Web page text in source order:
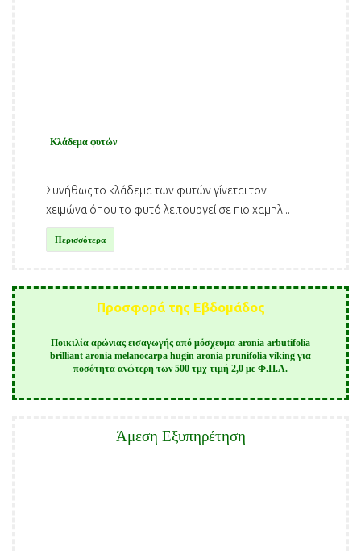
Κλάδεμα φυτών
Συνήθως το κλάδεμα των φυτών γίνεται τον
χειμώνα όπου το φυτό λειτουργεί σε πιο χαμηλ...
Περισσότερα
Προσφορά της Εβδομάδος
Ποικιλία αρώνιας εισαγωγής από μόσχευμα aronia arbutifolia
brilliant aronia melanocarpa hugin aronia prunifolia viking για
ποσότητα ανώτερη των 500 τμχ τιμή 2,0 με Φ.Π.Α.
Άμεση Εξυπηρέτηση